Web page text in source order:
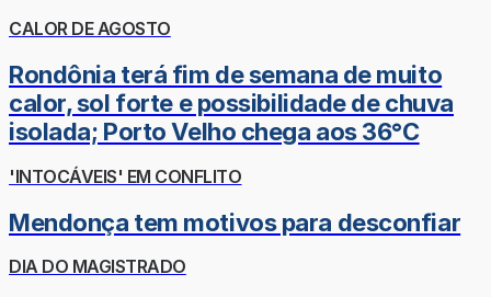
CALOR DE AGOSTO
Rondônia terá fim de semana de muito
calor, sol forte e possibilidade de chuva
isolada; Porto Velho chega aos 36°C
'INTOCÁVEIS' EM CONFLITO
Mendonça tem motivos para desconfiar
DIA DO MAGISTRADO